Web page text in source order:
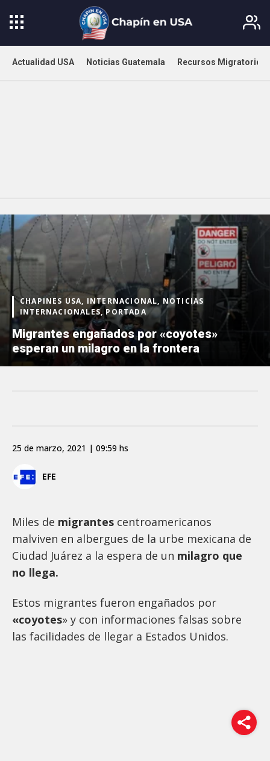
Actualidad USA Noticias Guatemala Recursos Migratorios
CHAPINES USA, INTERNACIONAL, NOTICIAS
INTERNACIONALES, PORTADA
Migrantes engañados por «coyotes»
esperan un milagro en la frontera
EFE
25 de marzo, 2021 | 09:59 hs
Miles de migrantes centroamericanos
malviven en albergues de la urbe mexicana de
Ciudad Juárez a la espera de un milagro que
no llega.
Estos migrantes fueron engañados por
«coyotes» y con informaciones falsas sobre
las facilidades de llegar a Estados Unidos.